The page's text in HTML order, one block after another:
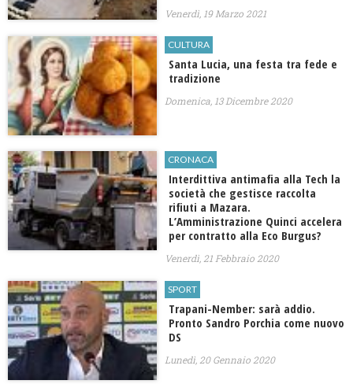
Venerdì, 19 Marzo 2021
CULTURA
Santa Lucia, una festa tra fede e
tradizione
Domenica, 13 Dicembre 2020
CRONACA
Interdittiva antimafia alla Tech la
società che gestisce raccolta
rifiuti a Mazara.
L’Amministrazione Quinci accelera
per contratto alla Eco Burgus?
Venerdì, 21 Febbraio 2020
SPORT
Trapani-Nember: sarà addio.
Pronto Sandro Porchia come nuovo
DS
Lunedì, 20 Gennaio 2020